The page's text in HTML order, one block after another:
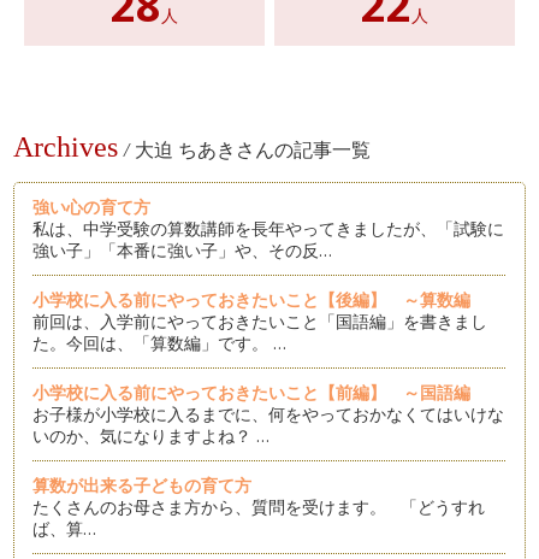
人 人
Archives / 大迫 ちあきさんの記事一覧
強い心の育て方
私は、中学受験の算数講師を長年やってきましたが、「試験に
強い子」「本番に強い子」や、その反…
小学校に入る前にやっておきたいこと【後編】 ～算数編
前回は、入学前にやっておきたいこと「国語編」を書きまし
た。今回は、「算数編」です。 …
小学校に入る前にやっておきたいこと【前編】 ～国語編
お子様が小学校に入るまでに、何をやっておかなくてはいけな
いのか、気になりますよね？ …
算数が出来る子どもの育て方
たくさんのお母さま方から、質問を受けます。 「どうすれ
ば、算…